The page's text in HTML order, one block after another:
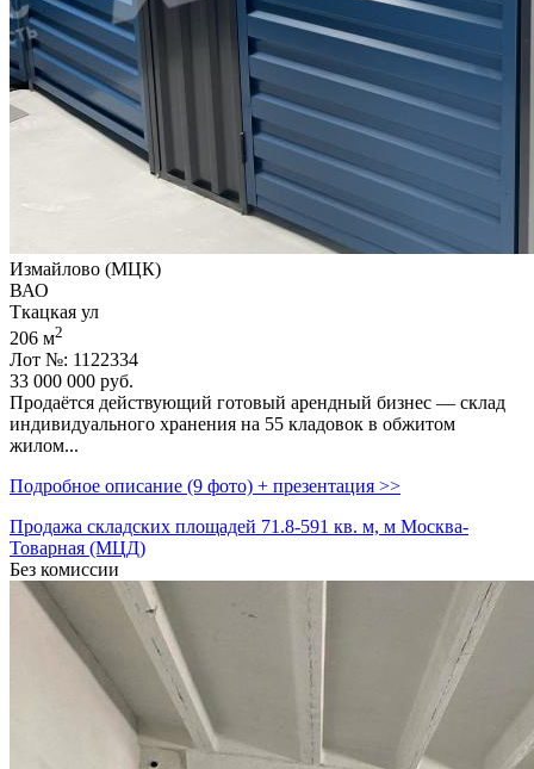
Измайлово (МЦК)
ВАО
Ткацкая ул
206 м2
Лот №: 1122334
33 000 000 руб.
Продаётся действующий готовый арендный бизнес — склад
индивидуального хранения на 55 кладовок в обжитом
жилом...
Подробное описание (9 фото) + презентация >>
Продажа складских площадей 71.8-591 кв. м, м Москва-
Товарная (МЦД)
Без комиссии